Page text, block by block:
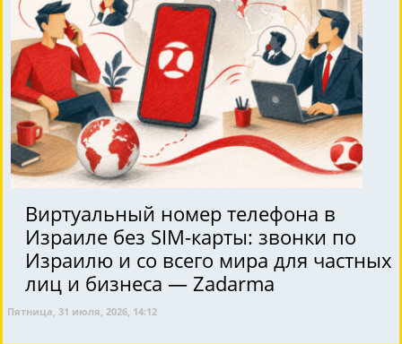
Виртуальный номер телефона в
Израиле без SIM-карты: звонки по
Израилю и со всего мира для частных
лиц и бизнеса — Zadarma
Пятница, 31 июля, 2026, 14:12